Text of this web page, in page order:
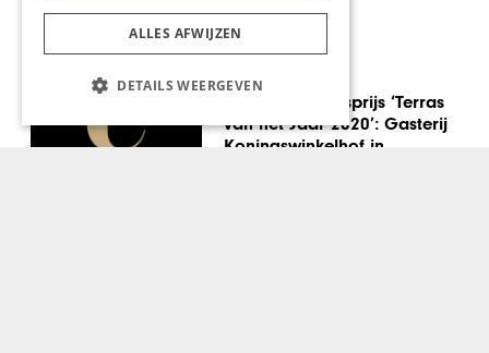
Finalist publieksprijs ‘Terras
van het Jaar 2020’: Gasterij
Koningswinkelhof in
ALLES AFWIJZEN
DETAILS WEERGEVEN